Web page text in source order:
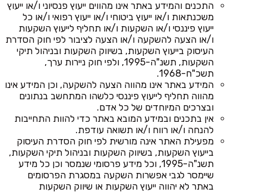
התכנים והמידע באתר אינו מהווים ייעוץ פנסיוני ו/או ייעוץ
משכנתאות ו/או ייעוץ ביטוחי ו/או ייעוץ רפואי ו/או כל
ייעוץ פיננסי ו/או השקעות ו/או תחליף לייעוץ השקעות
ו/או הצעה להשקעה ו/או הצעה לציבור לפי חוק הסדרת
העיסוק בייעוץ השקעות, בשיווק השקעות ובניהול תיקי
השקעות, תשנ"ה-1995, ולפי חוק ניירות ערך,
תשכ"ח-1968.
המידע באתר אינו מהווה הצעה להשקעה, וכן המידע אינו
מהווה תחליף לייעוץ פיננסי כלשהו המתחשב בנתונים
ובצרכים המיוחדים של כל אדם.
אין בתכנים ובמידע המובא באתר כדי להוות התחייבות
להנחה ו/או רווח ו/או תשואה עודפת.
מפעילת האתר אינה מורשית לפי חוק הסדרת העיסוק
בייעוץ השקעות, בשיווק השקעות ובניהול תיקי השקעות,
תשנ"ה-1995, וכל מידע פרסומי שנמסר וכן כל מידע
שיימסר לגבי אפשרות השקעה במסגרת הפרסומים
באתר לא יהווה ייעוץ השקעות או שיווק השקעות